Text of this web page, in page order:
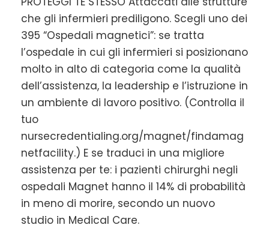
che gli infermieri prediligono. Scegli uno dei
395 “Ospedali magnetici”: se tratta
l’ospedale in cui gli infermieri si posizionano
molto in alto di categoria come la qualità
dell’assistenza, la leadership e l’istruzione in
un ambiente di lavoro positivo. (Controlla il
tuo
nursecredentialing.org/magnet/findamag
netfacility.) E se traduci in una migliore
assistenza per te: i pazienti chirurghi negli
ospedali Magnet hanno il 14% di probabilità
in meno di morire, secondo un nuovo
studio in Medical Care.